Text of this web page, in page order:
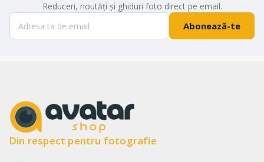
Reduceri, noutăți și ghiduri foto direct pe email.
Abonează-te
Din respect pentru fotografie